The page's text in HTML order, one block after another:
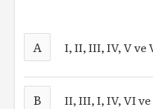
A I, II, III, IV, V ve
B II, III, I, IV, VI